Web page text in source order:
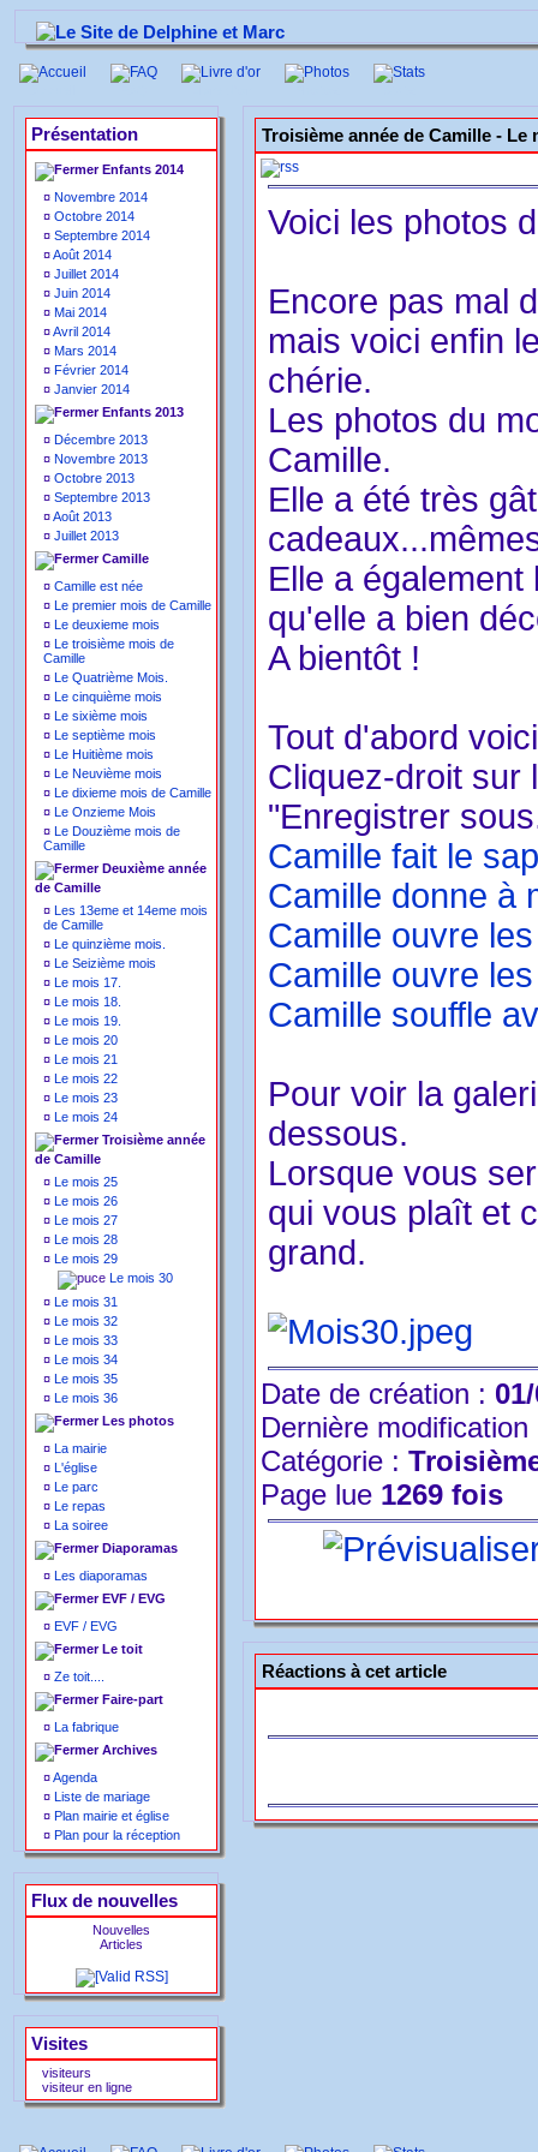
Présentation
Enfants 2014
¤ Novembre 2014
¤ Octobre 2014
¤ Septembre 2014
¤Août 2014
¤ Juillet 2014
¤ Juin 2014
¤ Mai 2014
¤Avril 2014
¤ Mars 2014
¤ Février 2014
¤ Janvier 2014
Enfants 2013
¤ Décembre 2013
¤ Novembre 2013
¤ Octobre 2013
¤ Septembre 2013
¤Août 2013
¤ Juillet 2013
Camille
¤ Camille est née
¤ Le premier mois de Camille
¤ Le deuxieme mois
¤ Le troisième mois de
Camille
¤ Le Quatrième Mois.
¤ Le cinquième mois
¤ Le sixième mois
¤ Le septième mois
¤ Le Huitième mois
¤ Le Neuvième mois
¤ Le dixieme mois de Camille
¤ Le Onzieme Mois
¤ Le Douzième mois de
Camille
Deuxième année
de Camille
¤ Les 13eme et 14eme mois
de Camille
¤ Le quinzième mois.
¤ Le Seizième mois
¤ Le mois 17.
¤ Le mois 18.
¤ Le mois 19.
¤ Le mois 20
¤ Le mois 21
¤ Le mois 22
¤ Le mois 23
¤ Le mois 24
Troisième année
de Camille
¤ Le mois 25
¤ Le mois 26
¤ Le mois 27
¤ Le mois 28
¤ Le mois 29
Le mois 30
¤ Le mois 31
¤ Le mois 32
¤ Le mois 33
¤ Le mois 34
¤ Le mois 35
¤ Le mois 36
Les photos
¤ La mairie
¤ L'église
¤ Le parc
¤ Le repas
¤ La soiree
Diaporamas
¤ Les diaporamas
EVF / EVG
¤ EVF / EVG
Le toit
¤ Ze toit....
Faire-part
¤ La fabrique
Archives
¤Agenda
¤ Liste de mariage
¤ Plan mairie et église
¤ Plan pour la réception
Flux de nouvelles
Nouvelles
Articles
Visites
visiteurs
visiteur en ligne
Troisième année de Camille - Le
Voici les photos
Encore pas mal
mais voici enfin
chérie.
Les photos du
Camille.
Elle a été très
Elle a
qu'elle a bien
A bientôt !
Tout d'abord
Cliquez-droit sur
"Enregistrer
Camille fait le
Camille donne à
Camille ouvre
Camille ouvre
Camille souffle
Pour voir la
dessous.
Lorsque vous
qui vous plaît et
grand.
Date de création :
Dernière
Catégorie :
Page lue 1269 fois
Réactions à cet article